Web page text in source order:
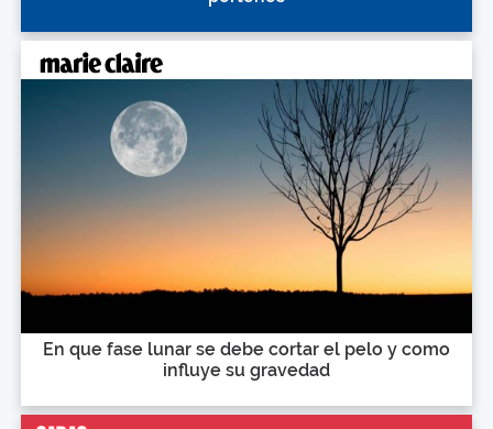
En que fase lunar se debe cortar el pelo y como
influye su gravedad